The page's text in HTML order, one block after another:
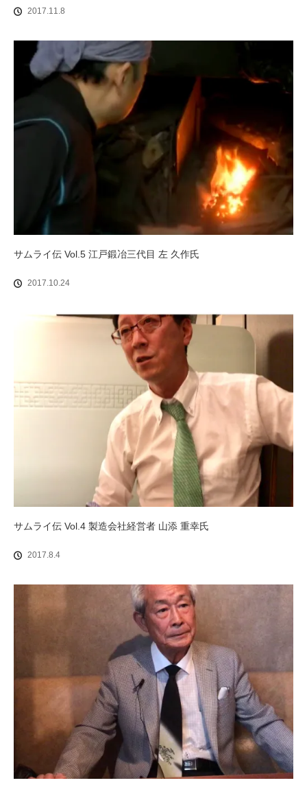
2017.11.8
サムライ伝 Vol.5 江戸鍛冶三代目 左 久作氏
2017.10.24
サムライ伝 Vol.4 製造会社経営者 山添 重幸氏
2017.8.4